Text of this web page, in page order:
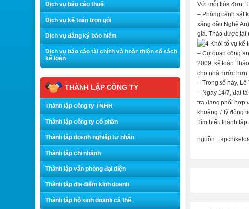
Với mỗi hóa đơn,
– Phòng cảnh sát
xăng dầu Nghệ
giả. Thảo được tại
– Cơ quan công
2009, kế toán
cho nhà nước hơn
– Trong số này,
– Ngày 14/7, đại
tra đang phối hợp
khoảng 7 tỷ đồng
Tìm hiểu thành lập
nguồn :
Dịch vụ báo cáo thuế
Dịch vụ kế toán trọn gói
Dịch vụ đăng ký bảo hiểm
Dịch vụ báo cáo tài chính và hoàn thiện sổ sách
kế toán
THÀNH LẬP CÔNG TY
Thành lập công ty TNHH
Thành lập công ty cổ phần
Thành lập doanh nghiệp tư nhân
Thành lập chi nhánh
Thành lập văn phòng đại diện
Thành lập địa điểm kinh doanh
Thành lập hộ kinh doanh cá thể